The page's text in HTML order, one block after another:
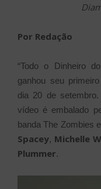
Por Redação
“Todo o Dinheiro
ganhou seu
dia 20 de
vídeo é embalado
banda The Zombies
Spacey, Michelle
Plummer.